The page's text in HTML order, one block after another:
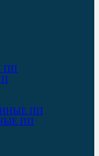
ПП